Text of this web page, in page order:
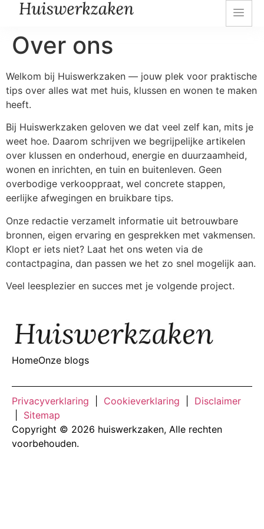
Over ons
Welkom bij Huiswerkzaken — jouw plek voor praktische
tips over alles wat met huis, klussen en wonen te maken
heeft.
Bij Huiswerkzaken geloven we dat veel zelf kan, mits je
weet hoe. Daarom schrijven we begrijpelijke artikelen
over klussen en onderhoud, energie en duurzaamheid,
wonen en inrichten, en tuin en buitenleven. Geen
overbodige verkooppraat, wel concrete stappen,
eerlijke afwegingen en bruikbare tips.
Onze redactie verzamelt informatie uit betrouwbare
bronnen, eigen ervaring en gesprekken met vakmensen.
Klopt er iets niet? Laat het ons weten via de
contactpagina, dan passen we het zo snel mogelijk aan.
Veel leesplezier en succes met je volgende project.
HomeOnze blogs
Privacyverklaring Cookieverklaring
Disclaimer
Sitemap
Copyright © 2026 huiswerkzaken, Alle rechten
voorbehouden.